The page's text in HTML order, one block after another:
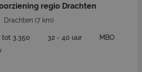
regio Drachten
Drachten (7 km)
tot 3.350 32 - 40 uur
MBO